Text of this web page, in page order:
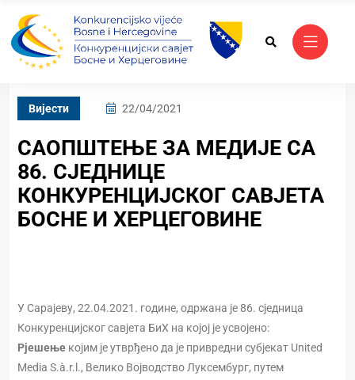
Вијести 22/04/2021
САОПШТЕЊЕ ЗА МЕДИЈЕ СА
86. СЈЕДНИЦЕ
КОНКУРЕНЦИЈСКОГ САВЈЕТА
БОСНЕ И ХЕРЦЕГОВИНЕ
У Сарајеву, 22.04.2021. године, одржана је 86. сједница
Конкуренцијског савјета БиХ на којој је усвојено:
Рјешење којим је утврђено да је привредни субјекат United
Media S.à.r.l., Велико Војводство Луксембург, путем